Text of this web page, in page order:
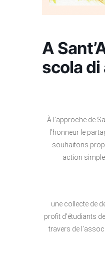
A
scola di
À l’approche de
l’honneur le
souhaitons
action
une collecte de
profit d’étudiants
travers de